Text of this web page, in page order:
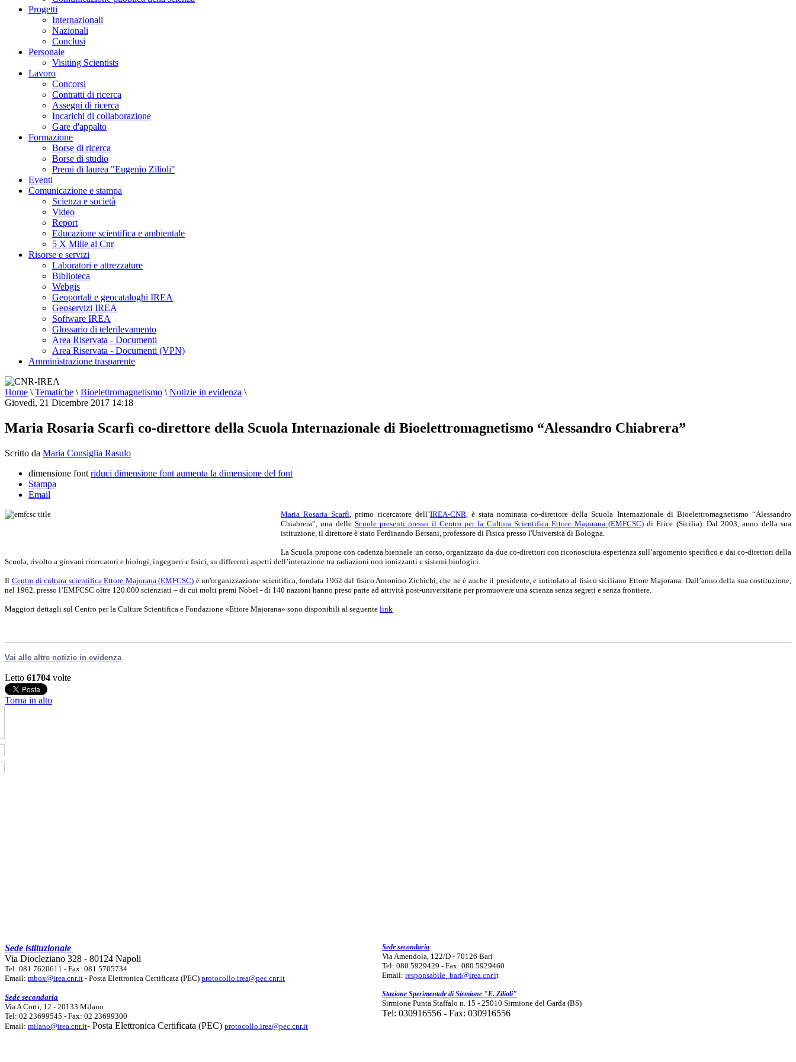
Progetti
Internazionali
Nazionali
Conclusi
Personale
Visiting Scientists
Lavoro
Concorsi
Contratti di ricerca
Assegni di ricerca
Incarichi di collaborazione
Gare d'appalto
Formazione
Borse di ricerca
Borse di studio
Premi di laurea "Eugenio Zilioli"
Eventi
Comunicazione e stampa
Scienza e società
Video
Report
Educazione scientifica e ambientale
5 X Mille al Cnr
Risorse e servizi
Laboratori e attrezzature
Biblioteca
Webgis
Geoportali e geocataloghi IREA
Geoservizi IREA
Software IREA
Glossario di telerilevamento
Area Riservata - Documenti
Area Riservata - Documenti (VPN)
Amministrazione trasparente
Home \ Tematiche \ Bioelettromagnetismo \ Notizie in evidenza \
Giovedì, 21 Dicembre 2017 14:18
Maria Rosaria Scarfì co-direttore della Scuola Internazionale di Bioelettromagnetismo “Alessandro Chiabrera”
Scritto da Maria Consiglia Rasulo
dimensione font riduci dimensione font aumenta la dimensione del font
Stampa
Email
Maria Rosaria Scarfì , primo ricercatore dell’IREA-CNR , è stata nominata co-direttore della Scuola Internazionale di Bioelettromagnetismo “Alessandro
Chiabrera”, una delle Scuole presenti presso il Centro per la Cultura Scientifica Ettore Majorana (EMFCSC)di Erice (Sicilia). Dal 2003, anno della sua
istituzione, il direttore è stato Ferdinando Bersani, professore di Fisica presso l'Università di Bologna.
La Scuola propone con cadenza biennale un corso, organizzato da due co-direttori con riconosciuta esperienza sull’argomento specifico e dai co-direttori della
Scuola, rivolto a giovani ricercatori e biologi, ingegneri e fisici, su differenti aspetti dell’interazione tra radiazioni non ionizzanti e sistemi biologici.
Il Centro di cultura scientifica Ettore Majorana (EMFCSC) è un'organizzazione scientifica, fondata 1962 dal fisico Antonino Zichichi, che ne è anche il presidente, e intitolato al fisico siciliano Ettore Majorana. Dall’anno della sua costituzione,
nel 1962, presso l’EMFCSC oltre 120.000 scienziati – di cui molti premi Nobel - di 140 nazioni hanno preso parte ad attività post-universitarie per promuovere una scienza senza segreti e senza frontiere.
Maggiori dettagli sul Centro per la Culture Scientifica e Fondazione «Ettore Majorana» sono disponibili al seguente link
Vai alle altre notizie in evidenza
Letto 61704 volte
Torna in alto
Sede istituzionale
Via Diocleziano 328 - 80124 Napoli
Tel: 081 7620611 - Fax: 081 5705734
Email: mbox@irea.cnr.it - Posta Elettronica Certificata (PEC) protocollo.irea@pec.cnr.it
Sede secondaria
Via A Corti, 12 - 20133 Milano
Tel: 02 23699545 - Fax: 02 23699300
Email: milano@irea.cnr.it- Posta Elettronica Certificata (PEC) protocollo.irea@pec.cnr.it
Sede secondaria
Via Amendola, 122/D - 70126 Bari
Tel: 080 5929429 - Fax: 080 5929460
Email:responsabile_bari@irea.cnr.it
Stazione Sperimentale di Sirmione "E. Zilioli"
Sirmione Punta Staffalo n. 15 - 25010 Sirmione del Garda (BS)
Tel: 030916556 - Fax: 030916556